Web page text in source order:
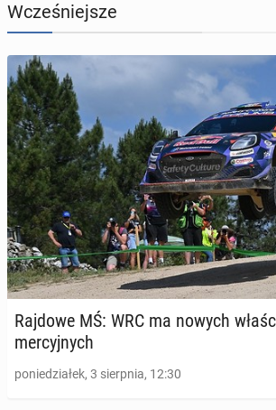
Wcześniejsze
Rajdowe MŚ: WRC ma nowych
mer­cyj­nych
poniedziałek, 3 sierpnia, 12:30